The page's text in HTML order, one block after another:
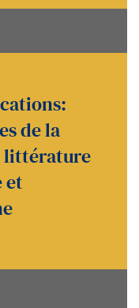
de la
littérature
et